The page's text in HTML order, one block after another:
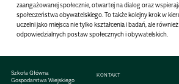
zaangażowanej społecznie, otwartej na dialog oraz
społeczeństwa obywatelskiego. To także kolejny krok w
uczelni jako miejsca nie tylko kształcenia i badań, ale
odpowiedzialnych postaw społecznych i obywatelskich.
Szkoła Główna
Gospodarstwa Wiejskiego
KONTAKT